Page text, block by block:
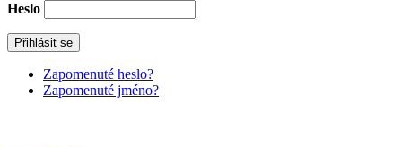
Heslo
Zapomenuté heslo?
Zapomenuté jméno?